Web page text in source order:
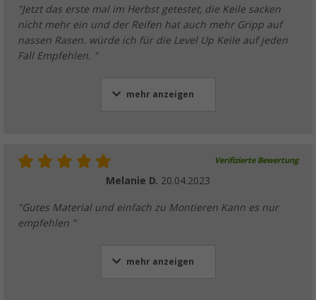
"Jetzt das erste mal im Herbst getestet, die Keile sacken
nicht mehr ein und der Reifen hat auch mehr Gripp auf
nassen Rasen. würde ich für die Level Up Keile auf jeden
Fall Empfehlen. "
mehr anzeigen
Verifizierte Bewertung
Melanie D. 20.04.2023
"Gutes Material und einfach zu Montieren Kann es nur
empfehlen "
mehr anzeigen